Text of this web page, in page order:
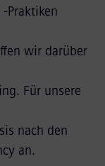
Praktiken
wir darüber
Für unsere
nach den
an.